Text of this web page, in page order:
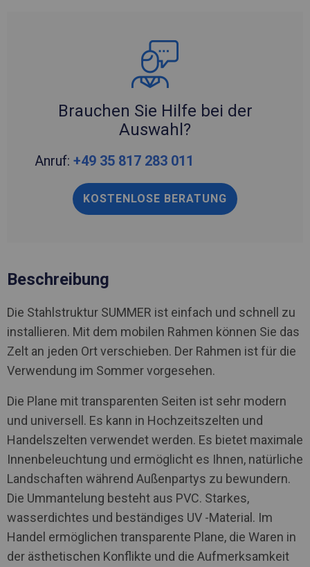
Brauchen Sie Hilfe bei der
Auswahl?
Anruf: +49 35 817 283 011
KOSTENLOSE BERATUNG
Beschreibung
Die Stahlstruktur SUMMER ist einfach und schnell zu
installieren. Mit dem mobilen Rahmen können Sie das
Zelt an jeden Ort verschieben. Der Rahmen ist für die
Verwendung im Sommer vorgesehen.
Die Plane mit transparenten Seiten ist sehr modern
und universell. Es kann in Hochzeitszelten und
Handelszelten verwendet werden. Es bietet maximale
Innenbeleuchtung und ermöglicht es Ihnen, natürliche
Landschaften während Außenpartys zu bewundern.
Die Ummantelung besteht aus PVC. Starkes,
wasserdichtes und beständiges UV -Material. Im
Handel ermöglichen transparente Plane, die Waren in
der ästhetischen Konflikte und die Aufmerksamkeit